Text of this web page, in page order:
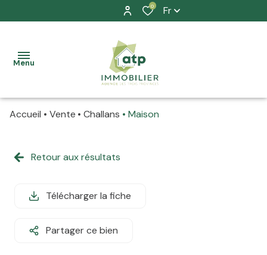
0 Fr
Menu
nos
à la
location
allure
Accueil Vente Challans Maison
Retour aux résultats
Télécharger la fiche
Partager ce bien